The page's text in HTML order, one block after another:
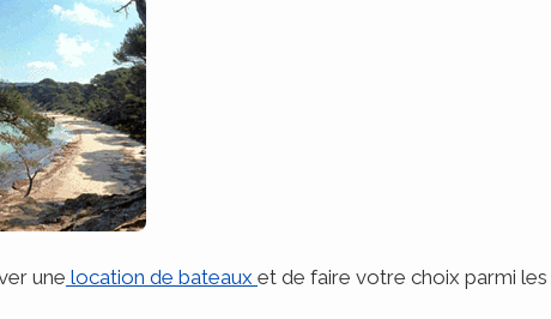
une location de bateaux et de faire votre choix parmi